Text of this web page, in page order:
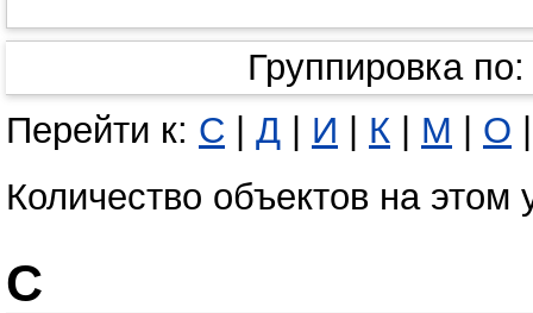
Группировка
Перейти к: C | Д | И | К | М | О
Количество объектов на этом
C